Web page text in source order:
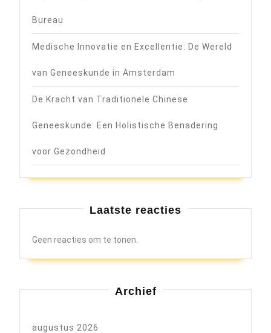
Bureau
Medische Innovatie en Excellentie: De Wereld
van Geneeskunde in Amsterdam
De Kracht van Traditionele Chinese
Geneeskunde: Een Holistische Benadering
voor Gezondheid
Laatste reacties
Geen reacties om te tonen.
Archief
augustus 2026